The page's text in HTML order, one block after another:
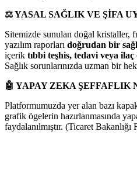
⚖️YASAL SAĞLIK VE ŞİFA
Sitemizde sunulan doğal kristaller,
yazılım raporları doğrudan bir
içerik tıbbi teşhis, tedavi veya
Sağlık sorunlarınızda uzman bir
🤖 YAPAY ZEKA ŞEFFAFLIK
Platformumuzda yer alan bazı
grafik ögelerin hazırlanmasında
faydalanılmıştır. (Ticaret